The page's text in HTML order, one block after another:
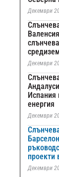
Декември
Декември
Испания
енергия
Декември
проекти
Декември